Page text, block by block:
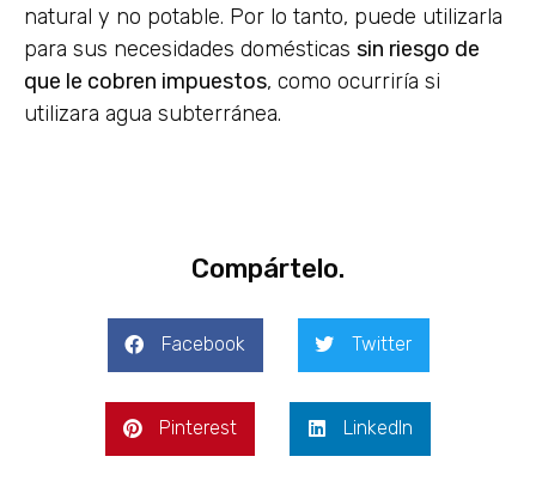
natural y no potable. Por lo tanto, puede utilizarla
para sus necesidades domésticas sin riesgo de
que le cobren impuestos, como ocurriría si
utilizara agua subterránea.
Compártelo.
Facebook Twitter
Pinterest LinkedIn